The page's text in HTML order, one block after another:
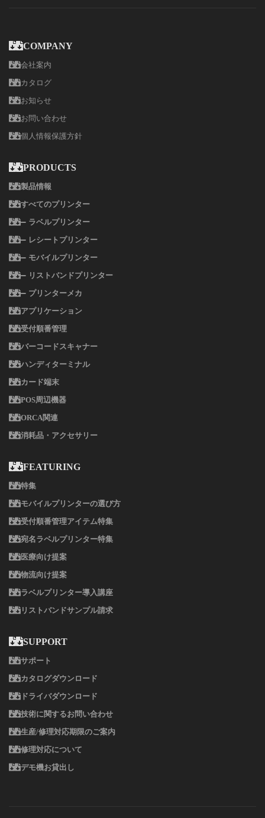
COMPANY
会社案内
カタログ
お知らせ
お問い合わせ
個人情報保護方針
PRODUCTS
製品情報
すべてのプリンター
ラベルプリンター
レシートプリンター
モバイルプリンター
リストバンドプリンター
プリンターメカ
アプリケーション
受付順番管理
バーコードスキャナー
ハンディターミナル
カード端末
POS周辺機器
ORCA関連
消耗品・アクセサリー
FEATURING
特集
モバイルプリンターの選び方
受付順番管理アイテム特集
宛名ラベルプリンター特集
医療向け提案
物流向け提案
ラベルプリンター導入講座
リストバンドサンプル請求
SUPPORT
サポート
カタログダウンロード
ドライバダウンロード
技術に関するお問い合わせ
生産/修理対応期限のご案内
修理対応について
デモ機お貸出し